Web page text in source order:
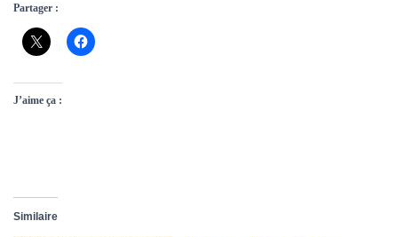
Partager :
J’aime ça :
Similaire